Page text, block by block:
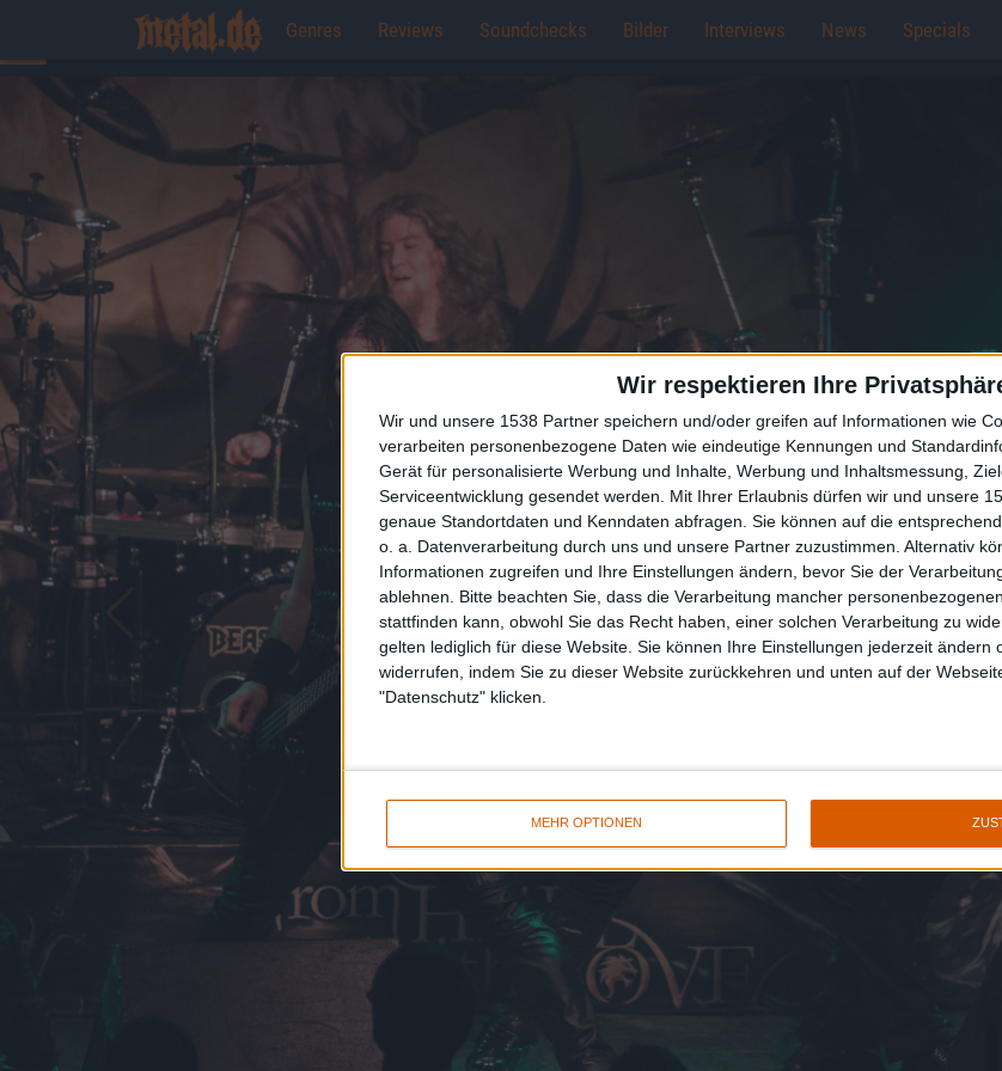
Wir respektieren Ihre
Wir und unsere 1538 Partner speichern und/oder greifen auf Informationen wie
verarbeiten personenbezogene Daten wie eindeutige Kennungen und
Gerät für personalisierte Werbung und Inhalte, Werbung und Inhaltsmessung,
Serviceentwicklung gesendet werden. Mit Ihrer Erlaubnis dürfen wir und unsere
genaue Standortdaten und Kenndaten abfragen. Sie können auf die
o. a. Datenverarbeitung durch uns und unsere Partner zuzustimmen. Alternativ
Informationen zugreifen und Ihre Einstellungen ändern, bevor Sie der
ablehnen. Bitte beachten Sie, dass die Verarbeitung mancher
stattfinden kann, obwohl Sie das Recht haben, einer solchen Verarbeitung zu
gelten lediglich für diese Website. Sie können Ihre Einstellungen jederzeit ändern
widerrufen, indem Sie zu dieser Website zurückkehren und unten auf der
"Datenschutz" klicken.
MEHR OPTIONEN
Genres Reviews Soundchecks Bilder Interviews News Specials